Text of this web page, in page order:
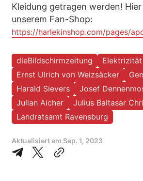
Kleidung getragen werden!
unserem Fan-Shop:
https://harlekinshop.com/pages/
dieBildschirmzeitung
Elektrizität
Ernst Ulrich von Weizsäcker
Harald Sievers
Josef
Julian Aicher
Julius Baltasar
Landratsamt Ravensburg
Aktualisiert am Sep. 1, 2023